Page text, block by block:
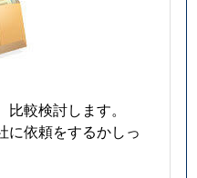
較検討します。
に依頼をするかしっ